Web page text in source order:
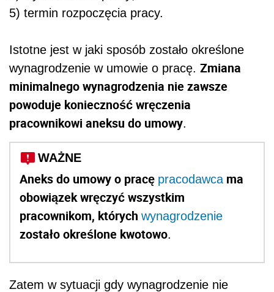
5) termin rozpoczęcia pracy.
Istotne jest w jaki sposób zostało określone
wynagrodzenie w umowie o pracę. Zmiana
minimalnego wynagrodzenia nie zawsze
powoduje konieczność wręczenia
pracownikowi aneksu do umowy.
WAŻNE
Aneks do umowy o pracę pracodawcama
obowiązek wręczyć wszystkim
pracownikom, których wynagrodzenie
zostało określone kwotowo.
Zatem w sytuacji gdy wynagrodzenie nie